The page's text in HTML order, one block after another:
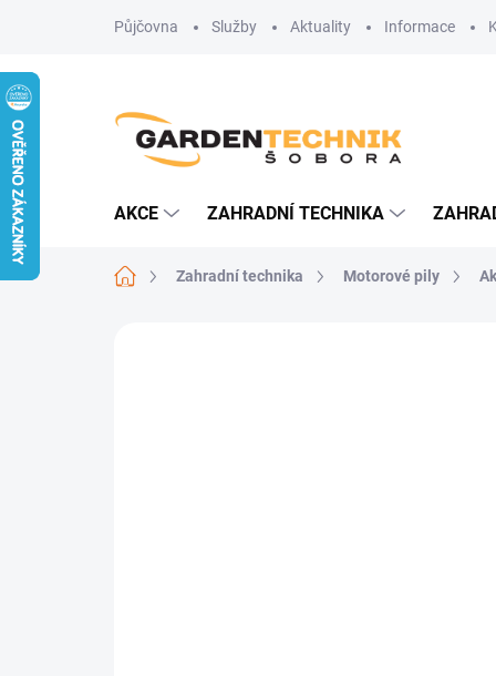
Půjčovna Služby Aktuality Informace
AKCE ZAHRADNÍ TECHNIKA
Domů Zahradní technika Motorové pily